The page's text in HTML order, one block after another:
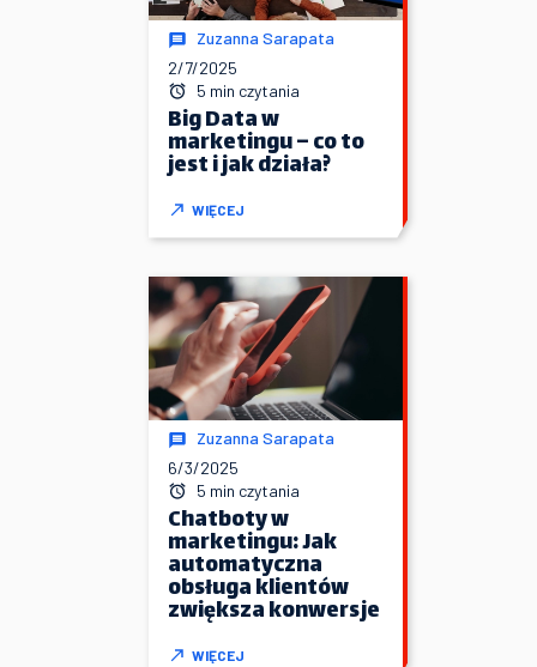
Zuzanna Sarapata
2/7/2025
5 min czytania
Big Data w
marketingu – co to
jest i jak działa?
WIĘCEJ
Zuzanna Sarapata
6/3/2025
5 min czytania
Chatboty w
marketingu: Jak
automatyczna
obsługa klientów
zwiększa konwersje
WIĘCEJ